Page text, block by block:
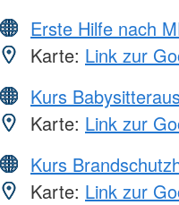
Erste Hilfe nach
Karte: Link zur
Kurs
Karte: Link zur
Kurs
Karte: Link zur